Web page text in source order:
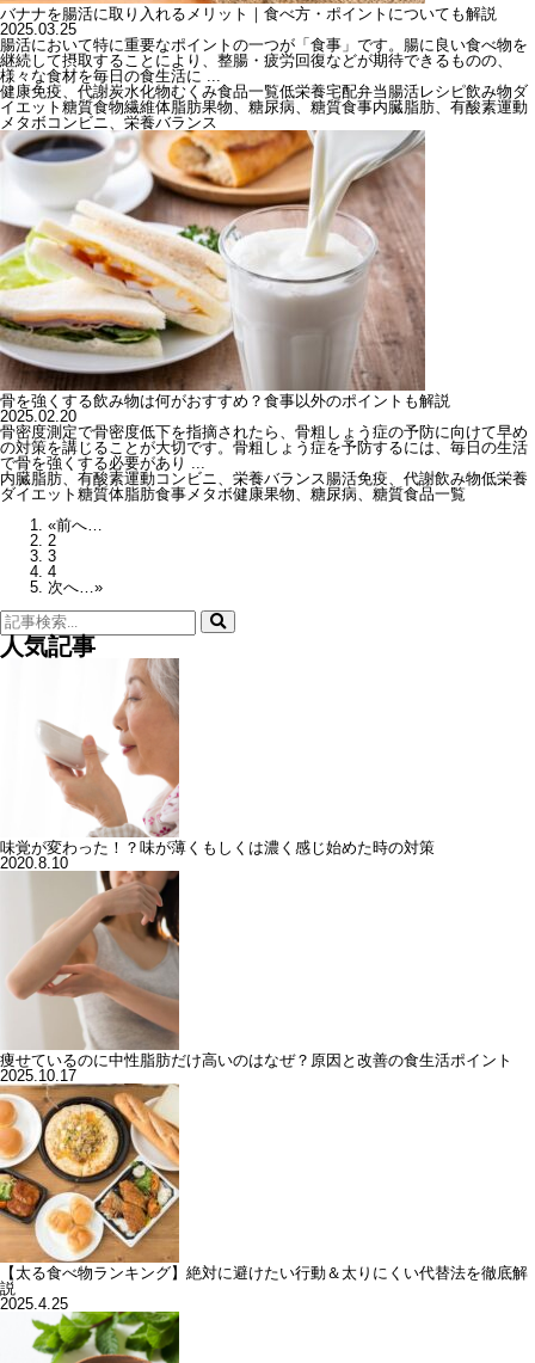
バナナを腸活に取り入れるメリット｜食べ方・ポイントについても解説
2025.03.25
腸活において特に重要なポイントの一つが「食事」です。腸に良い食べ物を
継続して摂取することにより、整腸・疲労回復などが期待できるものの、
様々な食材を毎日の食生活に ...
健康免疫、代謝炭水化物むくみ食品一覧低栄養宅配弁当 腸活レシピ飲み物ダ
イエット 糖質食物繊維体脂肪果物、糖尿病、糖質食事内臓脂肪、有酸素運動
メタボコンビニ、栄養バランス
骨を強くする飲み物は何がおすすめ？食事以外のポイントも解説
2025.02.20
骨密度測定で骨密度低下を指摘されたら、骨粗しょう症の予防に向けて早め
の対策を講じることが大切です。骨粗しょう症を予防するには、毎日の生活
で骨を強くする必要があり ...
内臓脂肪、有酸素運動コンビニ、栄養バランス腸活免疫、代謝飲み物低栄養
ダイエット 糖質体脂肪食事メタボ健康果物、糖尿病、糖質食品一覧
«前へ…
2
3
4
次へ…»
検
索:
人気記事
味覚が変わった！？味が薄くもしくは濃く感じ始めた時の対策
2020.8.10
痩せているのに中性脂肪だけ高いのはなぜ？原因と改善の食生活ポイント
2025.10.17
【太る食べ物ランキング】絶対に避けたい行動＆太りにくい代替法を徹底解
説
2025.4.25